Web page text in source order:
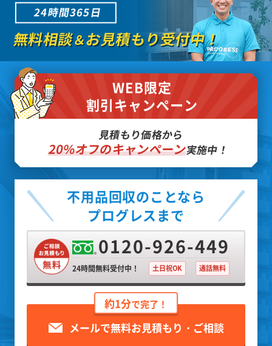
24時間365日
無料相談＆お見積もり受付中！
WEB限定
割引キャンペーン
見積もり価格から
20%オフのキャンペーン実施中！
不用品回収のことなら
プログレスまで
0120-926-449
24時間無料受付中！ 土日祝OK 通話無料
約1分で完了！
メールで無料お見積もり・ご相談